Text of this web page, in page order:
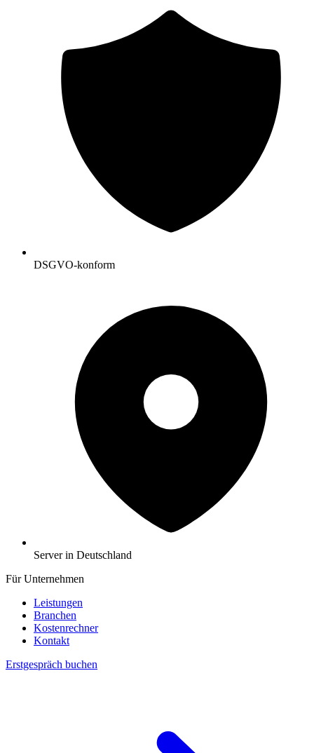
DSGVO-konform
Server in Deutschland
Für Unternehmen
Leistungen
Branchen
Kostenrechner
Kontakt
Erstgespräch buchen